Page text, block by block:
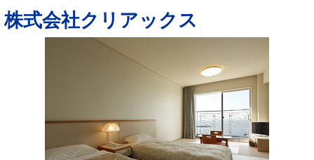
株式会社クリアックス